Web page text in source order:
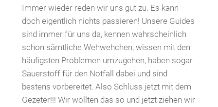
Immer wieder reden wir uns gut zu. Es kann
doch eigentlich nichts passieren! Unsere Guides
sind immer für uns da, kennen wahrscheinlich
schon sämtliche Wehwehchen, wissen mit den
häufigsten Problemen umzugehen, haben sogar
Sauerstoff für den Notfall dabei und sind
bestens vorbereitet. Also Schluss jetzt mit dem
Gezeter!!! Wir wollten das so und jetzt ziehen wir